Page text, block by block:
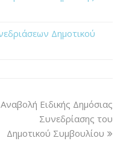
Δημοτικού
Αναβολή Ειδικής Δημόσιας
Συνεδρίασης του
Δημοτικού Συμβουλίου